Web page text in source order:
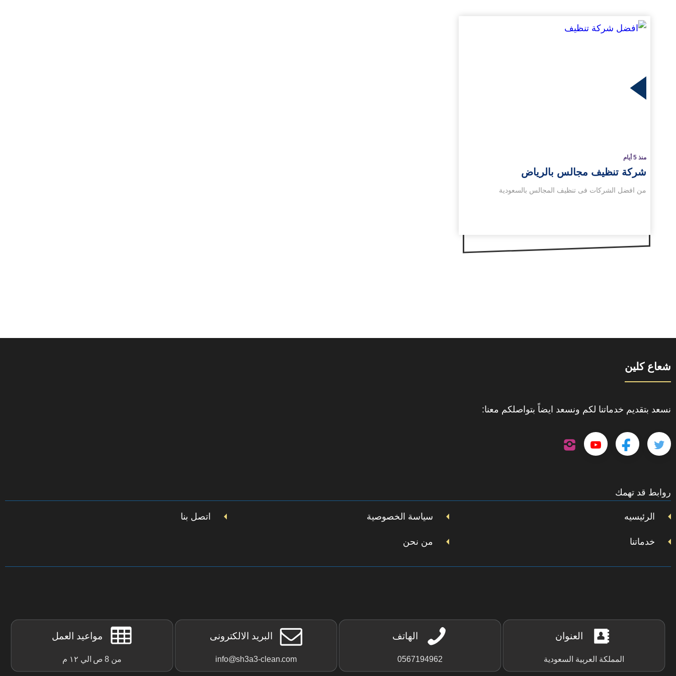
منذ 5 أيام
شركة تنظيف مجالس بالرياض
من افضل الشركات فى تنظيف المجالس بالسعودية
شعاع كلين
نسعد بتقديم خدماتنا لكم ونسعد ايضاً بتواصلكم معنا:
تابعنا
تويتر
تابعنا
فيسبوك
تابعنا
روابط قد تهمك
الرئيسيه سياسة الخصوصية اتصل بنا
خدماتنا من نحن
العنوان
المملكة العربية السعودية
الهاتف
0567194962
البريد الالكترونى
info@sh3a3-clean.com
مواعيد العمل
من 8 ص الي ١٢ م